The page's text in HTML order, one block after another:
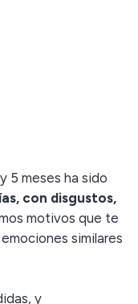
5 meses ha sido
con disgustos,
motivos que te
similares
y